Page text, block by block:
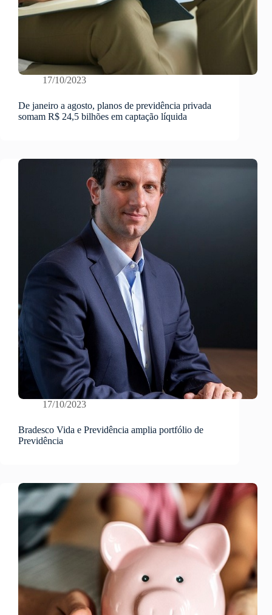
17/10/2023
De janeiro a agosto, planos de previdência privada
somam R$ 24,5 bilhões em captação líquida
17/10/2023
Bradesco Vida e Previdência amplia portfólio de
Previdência